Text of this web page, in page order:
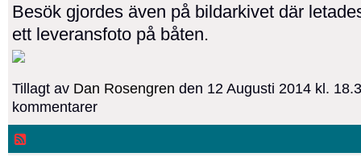
Besök gjordes även på bildarkivet där
ett leveransfoto på båten.
Tillagt av Dan Rosengren den 12 Augusti 2014 kl.
kommentarer